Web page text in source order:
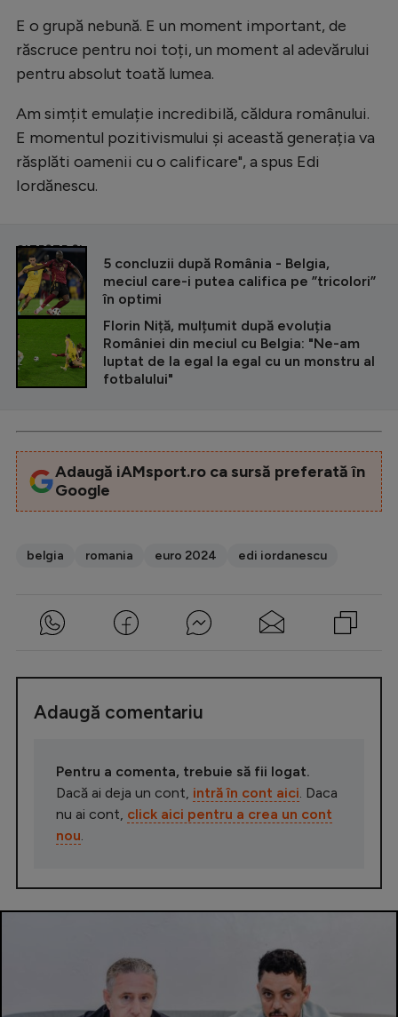
JO 2024
Creează cont
E o grupă nebună. E un moment important, de
răscruce pentru noi toți, un moment al adevărului
pentru absolut toată lumea.
Am simțit emulație incredibilă, căldura românului.
E momentul pozitivismului și această generația va
răsplăti oamenii cu o calificare", a spus Edi
Iordănescu.
CITEȘTE ȘI
5 concluzii după România - Belgia,
meciul care-i putea califica pe ”tricolori”
în optimi
Florin Niță, mulțumit după evoluția
României din meciul cu Belgia: "Ne-am
luptat de la egal la egal cu un monstru al
fotbalului"
Adaugă iAMsport.ro ca sursă preferată în
Google
belgia romania euro 2024 edi iordanescu
Adaugă comentariu
Pentru a comenta, trebuie să fii logat.
Dacă ai deja un cont, intră în cont aici . Daca
nu ai cont, click aici pentru a crea un cont
nou